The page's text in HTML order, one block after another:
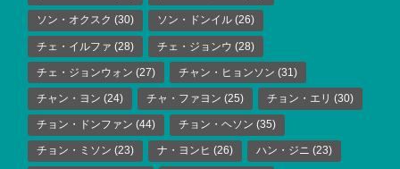
ソン・オクスク (30) ソン・ドンイル (26)
チェ・イルファ (28) チェ・ジョンウ (28)
チェ・ジョンウォン (27) チャン・ヒョンソン (31)
チャン・ヨン (24) チャ・ファヨン (25) チョン・エリ (30)
チョン・ドンファン (44) チョン・ヘソン (35)
チョン・ミソン (23) ナ・ヨンヒ (26) ハン・ジニ (23)